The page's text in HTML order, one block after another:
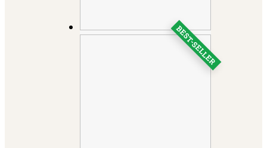
BEST-SELLER